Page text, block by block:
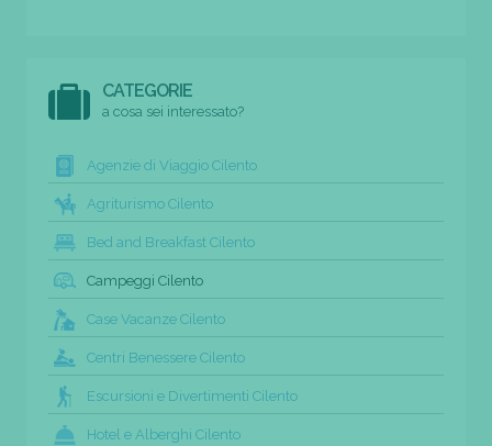
CATEGORIE
a cosa sei interessato?
Agenzie di Viaggio Cilento
Agriturismo Cilento
Bed and Breakfast Cilento
Campeggi Cilento
Case Vacanze Cilento
Centri Benessere Cilento
Escursioni e Divertimenti Cilento
Hotel e Alberghi Cilento